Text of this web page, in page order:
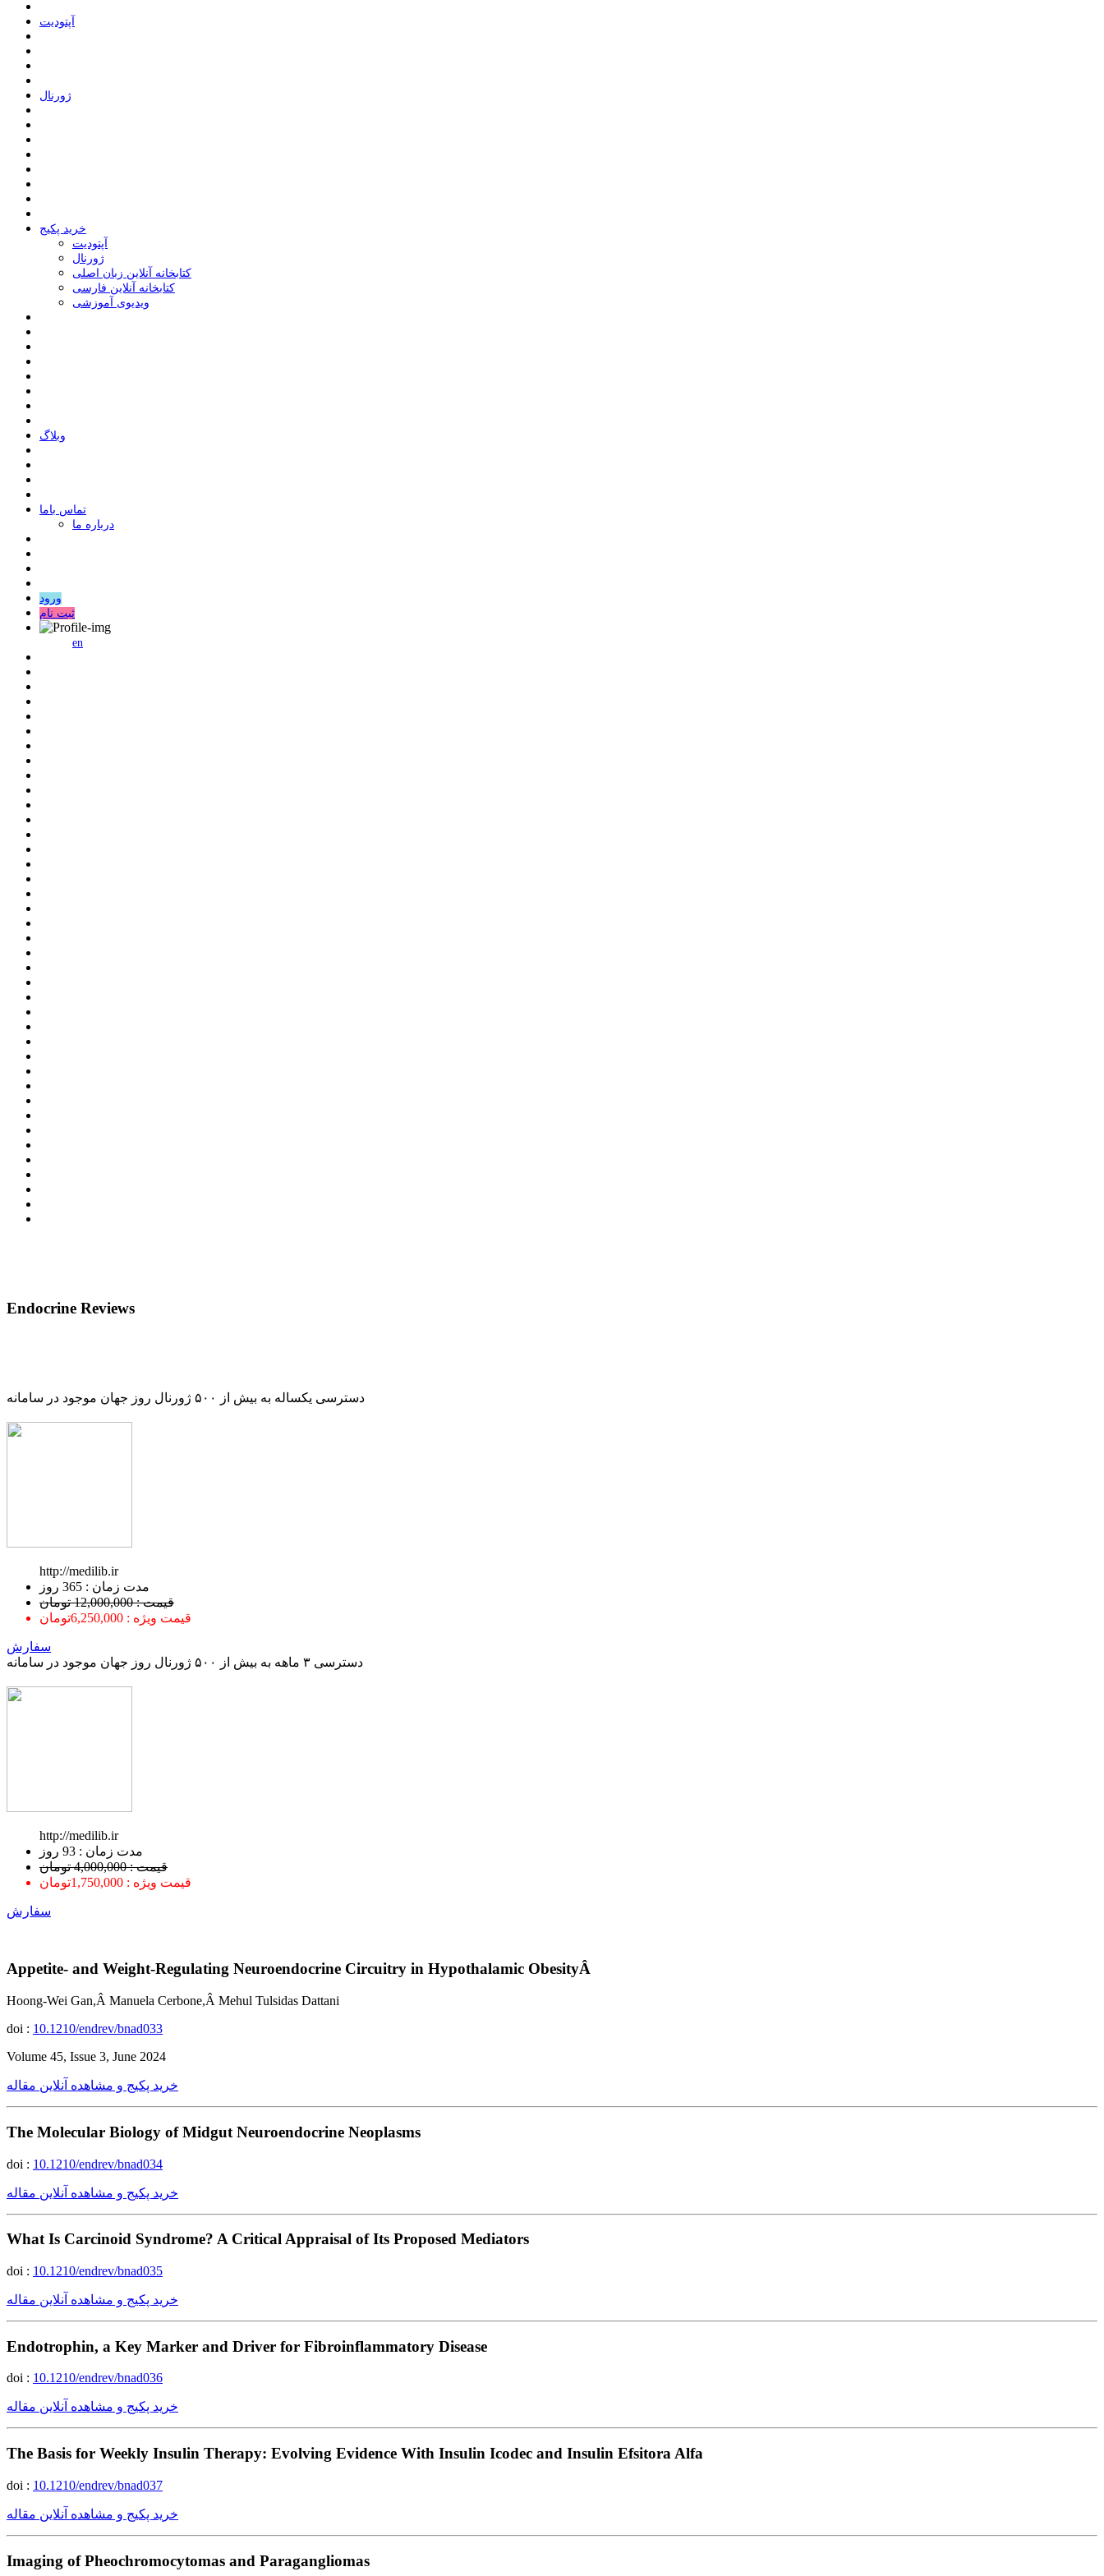
ﺁﭘﺘﻮﺩﯾﺖ
ﮊﻭﺭﻧﺎﻝ
خرید پکیج
ﺁﭘﺘﻮﺩﯾﺖ
ﮊﻭﺭﻧﺎﻝ
کتابخانه آنلاین زبان اصلی
کتابخانه آنلاین فارسی
ویدیوی آموزشی
وبلاگ
ﺗﻤﺎﺱ ﺑﺎﻣﺎ
درباره ما
ورود
ثبت نام
en
Endocrine Reviews
دسترسی یکساله به بیش از ۵۰۰ ژورنال روز جهان موجود در سامانه
http://medilib.ir
ﻣﺪﺕ ﺯﻣﺎﻥ : 365 ﺭﻭﺯ
قیمت : 12,000,000 تومان
قیمت ویژه : 6,250,000تومان
سفارش
دسترسی ۳ ماهه به بیش از ۵۰۰ ژورنال روز جهان موجود در سامانه
http://medilib.ir
ﻣﺪﺕ ﺯﻣﺎﻥ : 93 ﺭﻭﺯ
قیمت : 4,000,000 تومان
قیمت ویژه : 1,750,000تومان
سفارش
Appetite- and Weight-Regulating Neuroendocrine Circuitry in Hypothalamic ObesityÂ
Hoong-Wei Gan,Â Manuela Cerbone,Â Mehul Tulsidas Dattani
doi : 10.1210/endrev/bnad033
Volume 45, Issue 3, June 2024
خرید پکیج و مشاهده آنلاین مقاله
The Molecular Biology of Midgut Neuroendocrine Neoplasms
doi : 10.1210/endrev/bnad034
خرید پکیج و مشاهده آنلاین مقاله
What Is Carcinoid Syndrome? A Critical Appraisal of Its Proposed Mediators
doi : 10.1210/endrev/bnad035
خرید پکیج و مشاهده آنلاین مقاله
Endotrophin, a Key Marker and Driver for Fibroinflammatory Disease
doi : 10.1210/endrev/bnad036
خرید پکیج و مشاهده آنلاین مقاله
The Basis for Weekly Insulin Therapy: Evolving Evidence With Insulin Icodec and Insulin Efsitora Alfa
doi : 10.1210/endrev/bnad037
خرید پکیج و مشاهده آنلاین مقاله
Imaging of Pheochromocytomas and Paragangliomas